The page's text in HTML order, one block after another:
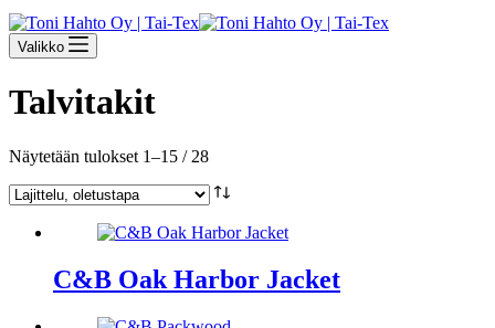
Valikko
Talvitakit
Näytetään tulokset 1–15 / 28
C&B Oak Harbor Jacket